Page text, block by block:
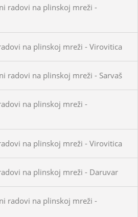
radovi na plinskoj mreži -
na plinskoj mreži - Virovitica
radovi na plinskoj mreži - Sarvaš
na plinskoj mreži -
na plinskoj mreži - Virovitica
na plinskoj mreži - Daruvar
radovi na plinskoj mreži -